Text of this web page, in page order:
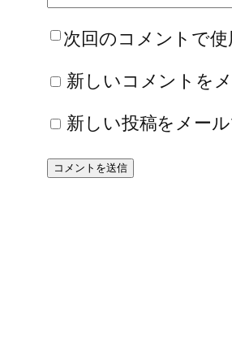
次回のコメントで
新しいコメントを
新しい投稿をメー